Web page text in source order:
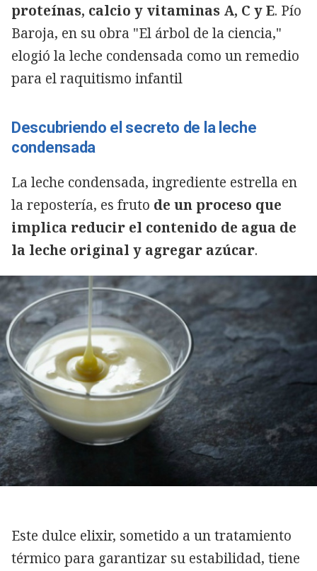
Copiar
proteínas, calcio y vitaminas A, C y E. Pío
Baroja, en su obra "El árbol de la ciencia,"
elogió la leche condensada como un remedio
para el raquitismo infantil
Descubriendo el secreto de la leche
condensada
La leche condensada, ingrediente estrella en
la repostería, es fruto de un proceso que
implica reducir el contenido de agua de
la leche original y agregar azúcar.
Este dulce elixir, sometido a un tratamiento
térmico para garantizar su estabilidad, tiene